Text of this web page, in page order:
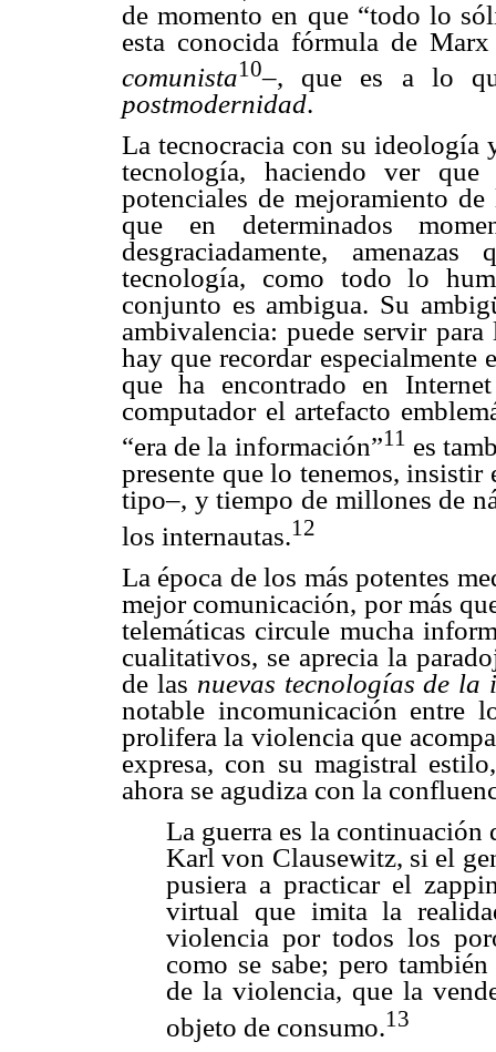
de momento en que “todo lo
esta conocida fórmula de
comunista10–, que es a lo
postmodernidad.
La tecnocracia con su ideología
tecnología, haciendo ver
potenciales de mejoramiento
que en determinados
desgraciadamente,
tecnología, como todo lo
conjunto es ambigua. Su
ambivalencia: puede servir
hay que recordar
que ha encontrado en
computador el artefacto
“era de la información”11 es
presente que lo tenemos, insistir
tipo–, y tiempo de millones de
los internautas.12
La época de los más potentes
mejor comunicación, por más
telemáticas circule mucha
cualitativos, se aprecia la
de las nuevas tecnologías de
notable incomunicación entre
prolifera la violencia que
expresa, con su magistral
ahora se agudiza con la
La guerra es la
Karl von Clausewitz, si el
pusiera a practicar el
virtual que imita la
violencia por todos los
como se sabe; pero
de la violencia, que la
objeto de consumo.13